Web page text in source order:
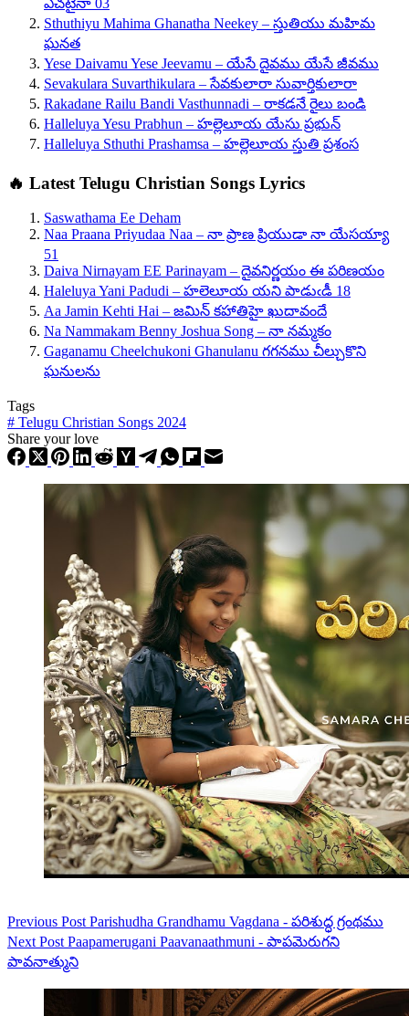
Sthuthiyu Mahima Ghanatha Neekey – స్తుతియు మహిమ
ఘనత
Yese Daivamu Yese Jeevamu – యేసే దైవము యేసే జీవము
Sevakulara Suvarthikulara – సేవకులారా సువార్తికులారా
Rakadane Railu Bandi Vasthunnadi – రాకడనే రైలు బండి
Halleluya Yesu Prabhun – హల్లెలూయ యేసు ప్రభున్
Halleluya Sthuthi Prashamsa – హల్లెలూయ స్తుతి ప్రశంస
🔥 Latest Telugu Christian Songs Lyrics
Saswathama Ee Deham
Naa Praana Priyudaa Naa – నా ప్రాణ ప్రియుడా నా యేసయ్యా
51
Daiva Nirnayam EE Parinayam – దైవనిర్ణయం ఈ పరిణయం
Haleluya Yani Padudi – హలెలూయ యని పాడుఁడీ 18
Aa Jamin Kehti Hai – జమిన్ కహాతిహై ఖుదావందే
Na Nammakam Benny Joshua Song – నా నమ్మకం
Gaganamu Cheelchukoni Ghanulanu గగనము చీల్చుకొని
ఘనులను
Tags
# Telugu Christian Songs 2024
Share your love
Previous Post Parishudha Grandhamu Vagdana - పరిశుద్ధ గ్రంథము
Next Post Paapamerugani Paavanaathmuni - పాపమెరుగని
పావనాత్ముని